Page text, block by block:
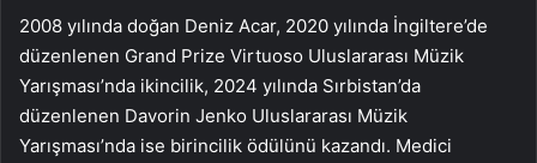
2008 yılında doğan Deniz Acar, 2020 yılında İngiltere’de
düzenlenen Grand Prize Virtuoso Uluslararası Müzik
Yarışması’nda ikincilik, 2024 yılında Sırbistan’da
düzenlenen Davorin Jenko Uluslararası Müzik
Yarışması’nda ise birincilik ödülünü kazandı. Medici